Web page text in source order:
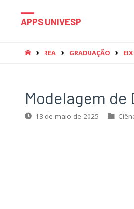
APPS UNIVESP
HOME
REA GRADUAÇÃO
Modelagem de
13 de maio de 2025